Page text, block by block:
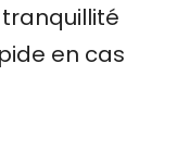
en cas